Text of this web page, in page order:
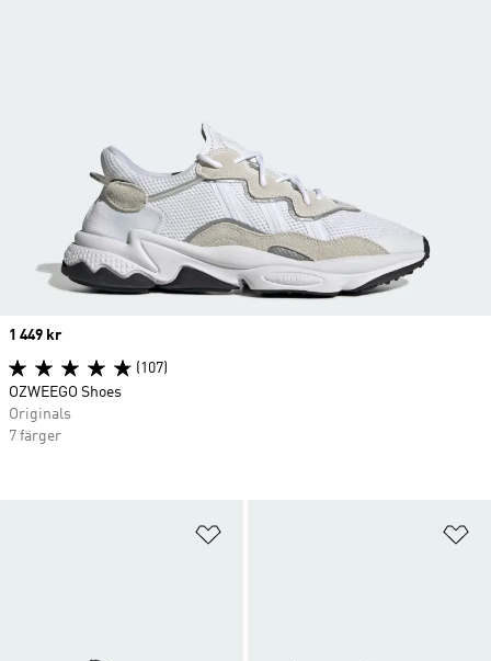
Price
1 449 kr
(107)
OZWEEGO Shoes
Originals
7 färger